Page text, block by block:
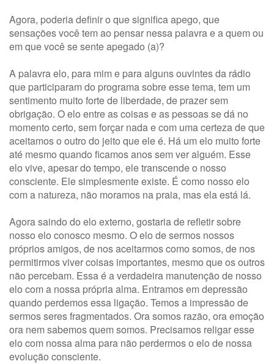
Agora, poderia definir o que significa apego, que
sensações você tem ao pensar nessa palavra e a quem ou
em que você se sente apegado (a)?
A palavra elo, para mim e para alguns ouvintes da rádio
que participaram do programa sobre esse tema, tem um
sentimento muito forte de liberdade, de prazer sem
obrigação. O elo entre as coisas e as pessoas se dá no
momento certo, sem forçar nada e com uma certeza de que
aceitamos o outro do jeito que ele é. Há um elo muito forte
até mesmo quando ficamos anos sem ver alguém. Esse
elo vive, apesar do tempo, ele transcende o nosso
consciente. Ele simplesmente existe. É como nosso elo
com a natureza, não moramos na praia, mas ela está lá.
Agora saindo do elo externo, gostaria de refletir sobre
nosso elo conosco mesmo. O elo de sermos nossos
próprios amigos, de nos aceitarmos como somos, de nos
permitirmos viver coisas importantes, mesmo que os outros
não percebam. Essa é a verdadeira manutenção de nosso
elo com a nossa própria alma. Entramos em depressão
quando perdemos essa ligação. Temos a impressão de
sermos seres fragmentados. Ora somos razão, ora emoção
ora nem sabemos quem somos. Precisamos religar esse
elo com nossa alma para não perdermos o elo de nossa
evolução consciente.